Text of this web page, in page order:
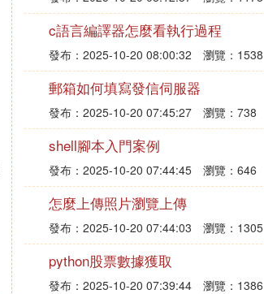
c語言編譯器怎麼看執行過程
發布：2025-10-20 08:00:32 瀏覽：1538
郵箱如何填寫發信伺服器
發布：2025-10-20 07:45:27 瀏覽：738
shell腳本入門案例
發布：2025-10-20 07:44:45 瀏覽：646
怎麼上傳照片瀏覽上傳
發布：2025-10-20 07:44:03 瀏覽：1305
python股票數據獲取
發布：2025-10-20 07:39:44 瀏覽：1386